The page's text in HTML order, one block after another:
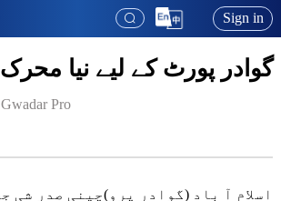
Sign in
گوادر پورٹ کے لیے نیا محرک
Gwadar Pro